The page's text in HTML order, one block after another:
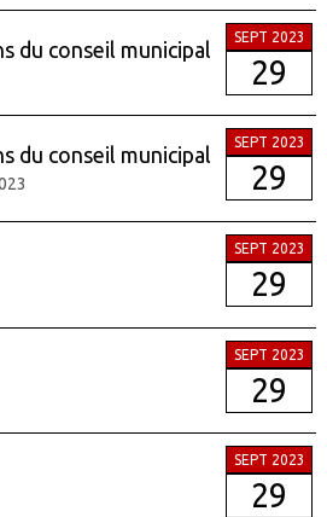
du conseil municipal
SEPT 2023
29
du conseil municipal
SEPT 2023
29
SEPT 2023
29
SEPT 2023
29
SEPT 2023
29